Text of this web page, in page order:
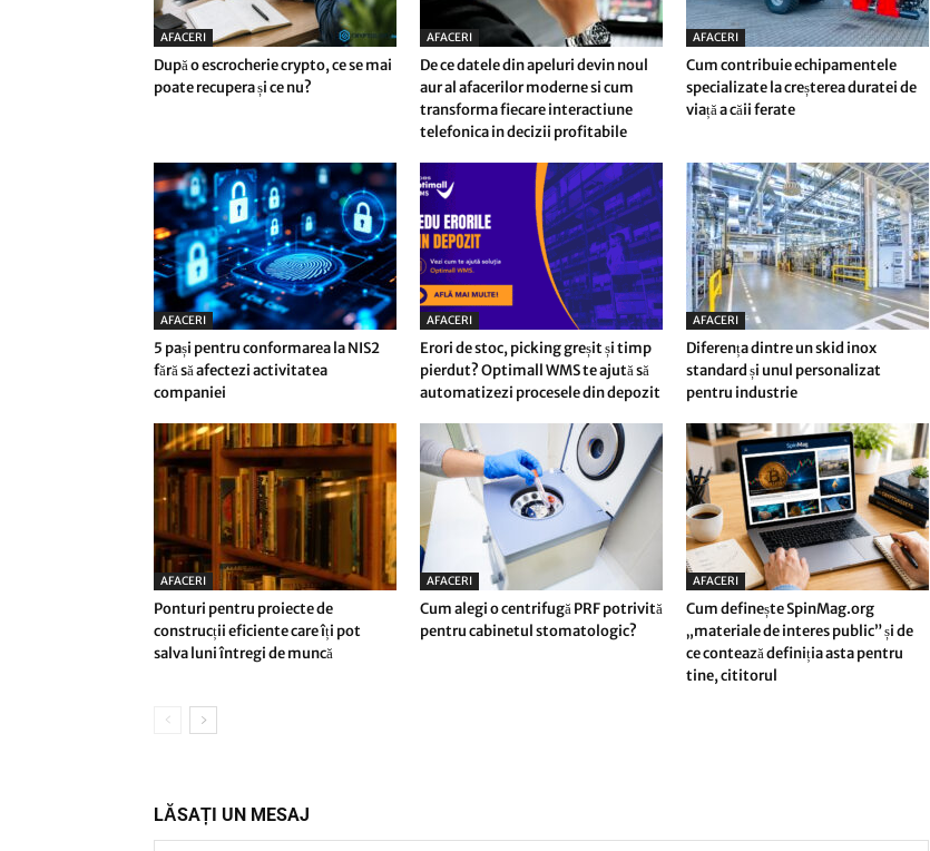
AFACERI
După o escrocherie crypto, ce se mai
poate recupera și ce nu?
AFACERI
De ce datele din apeluri devin noul
aur al afacerilor moderne si cum
transforma fiecare interactiune
telefonica in decizii profitabile
AFACERI
Cum contribuie echipamentele
specializate la creșterea duratei de
viață a căii ferate
AFACERI
5 pași pentru conformarea la NIS2
fără să afectezi activitatea
companiei
AFACERI
Erori de stoc, picking greșit și timp
pierdut? Optimall WMS te ajută să
automatizezi procesele din depozit
AFACERI
Diferența dintre un skid inox
standard și unul personalizat
pentru industrie
AFACERI
Ponturi pentru proiecte de
construcții eficiente care îți pot
salva luni întregi de muncă
AFACERI
Cum alegi o centrifugă PRF potrivită
pentru cabinetul stomatologic?
AFACERI
Cum definește SpinMag.org
„materiale de interes public” și de
ce contează definiția asta pentru
tine, cititorul
LĂSAȚI UN MESAJ